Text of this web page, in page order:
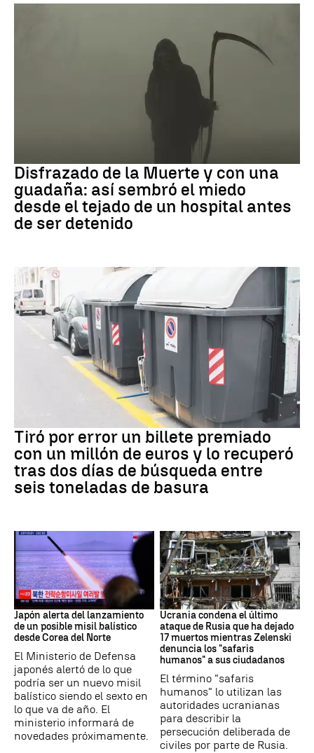
Disfrazado de la Muerte y con una
guadaña: así sembró el miedo
desde el tejado de un hospital antes
de ser detenido
Tiró por error un billete premiado
con un millón de euros y lo recuperó
tras dos días de búsqueda entre
seis toneladas de basura
JAPÓN
Japón alerta del lanzamiento
de un posible misil balístico
desde Corea del Norte
El Ministerio de Defensa
japonés alertó de lo que
podría ser un nuevo misil
balístico siendo el sexto en
lo que va de año. El
ministerio informará de
novedades próximamente.
GUERRRA
Ucrania condena el último
ataque de Rusia que ha dejado
17 muertos mientras Zelenski
denuncia los "safaris
humanos" a sus ciudadanos
El término "safaris
humanos" lo utilizan las
autoridades ucranianas
para describir la
persecución deliberada de
civiles por parte de Rusia.